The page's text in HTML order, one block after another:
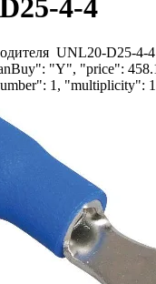
4-4
UNL20-D25-4-4
"Y", "price":
1, "multiplicity":